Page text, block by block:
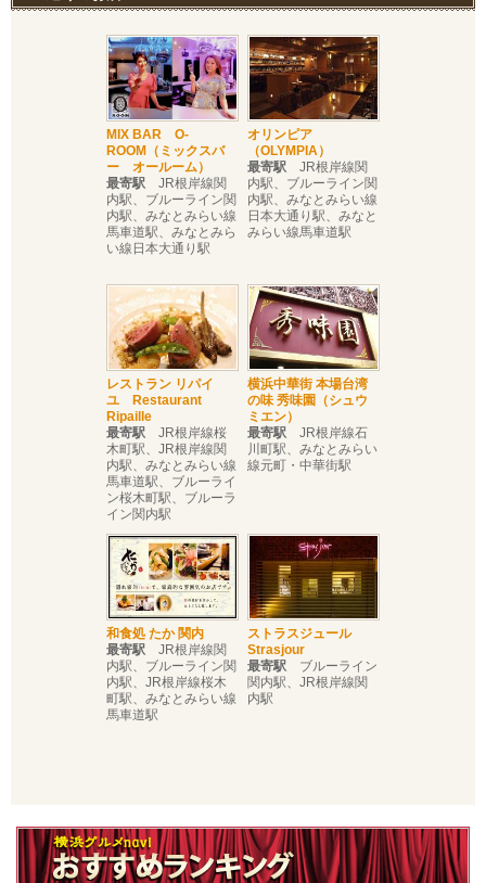
MIX BAR O-
ROOM（ミックスバ
ー オールーム）
最寄駅 JR根岸線関
内駅、ブルーライン関
内駅、みなとみらい線
馬車道駅、みなとみら
い線日本大通り駅
オリンピア
（OLYMPIA）
最寄駅 JR根岸線関
内駅、ブルーライン関
内駅、みなとみらい線
日本大通り駅、みなと
みらい線馬車道駅
レストラン リパイ
ユ Restaurant
Ripaille
最寄駅 JR根岸線桜
木町駅、JR根岸線関
内駅、みなとみらい線
馬車道駅、ブルーライ
ン桜木町駅、ブルーラ
イン関内駅
横浜中華街 本場台湾
の味 秀味園（シュウ
ミエン）
最寄駅 JR根岸線石
川町駅、みなとみらい
線元町・中華街駅
和食処 たか 関内
最寄駅 JR根岸線関
内駅、ブルーライン関
内駅、JR根岸線桜木
町駅、みなとみらい線
馬車道駅
ストラスジュール
Strasjour
最寄駅 ブルーライン
関内駅、JR根岸線関
内駅